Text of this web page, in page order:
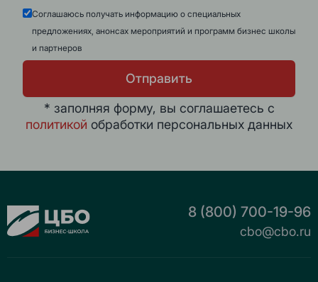
Соглашаюсь получать информацию о специальных
предложениях, анонсах мероприятий и программ бизнес школы
и партнеров
Отправить
* заполняя форму, вы соглашаетесь с
политикой обработки персональных данных
8 (800) 700-19-96
cbo@cbo.ru